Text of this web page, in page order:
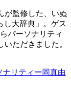
が監修した、いぬ
し大辞典」。ゲス
パーソナリティ
ただきました。